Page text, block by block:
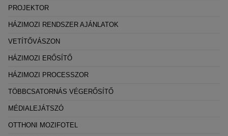
PROJEKTOR
HÁZIMOZI RENDSZER AJÁNLATOK
VETÍTŐVÁSZON
HÁZIMOZI ERŐSÍTŐ
HÁZIMOZI PROCESSZOR
TÖBBCSATORNÁS VÉGERŐSÍTŐ
MÉDIALEJÁTSZÓ
OTTHONI MOZIFOTEL